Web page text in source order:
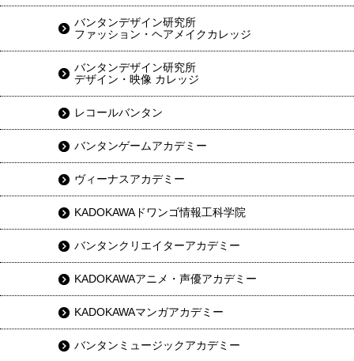
バンタンデザイン研究所
ファッション・ヘアメイクカレッジ
バンタンデザイン研究所
デザイン・映像 カレッジ
レコールバンタン
バンタンゲームアカデミー
ヴィーナスアカデミー
KADOKAWAドワンゴ情報工科学院
バンタンクリエイターアカデミー
KADOKAWAアニメ・声優アカデミー
KADOKAWAマンガアカデミー
バンタンミュージックアカデミー